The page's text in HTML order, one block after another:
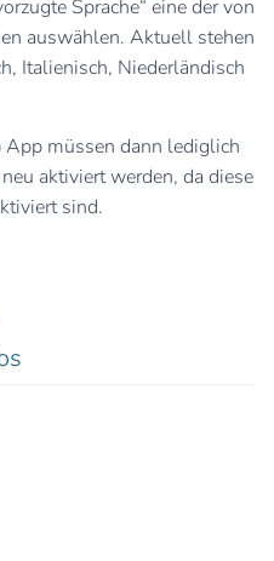
Sprache“ eine der von
auswählen. Aktuell stehen
Italienisch, Niederländisch
müssen dann lediglich
aktiviert werden, da diese
sind.